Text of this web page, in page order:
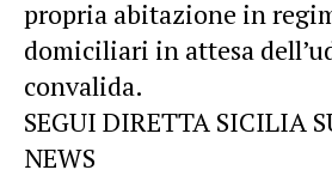
propria abitazione in
domiciliari in attesa
convalida.
SEGUI DIRETTA SICILIA
NEWS